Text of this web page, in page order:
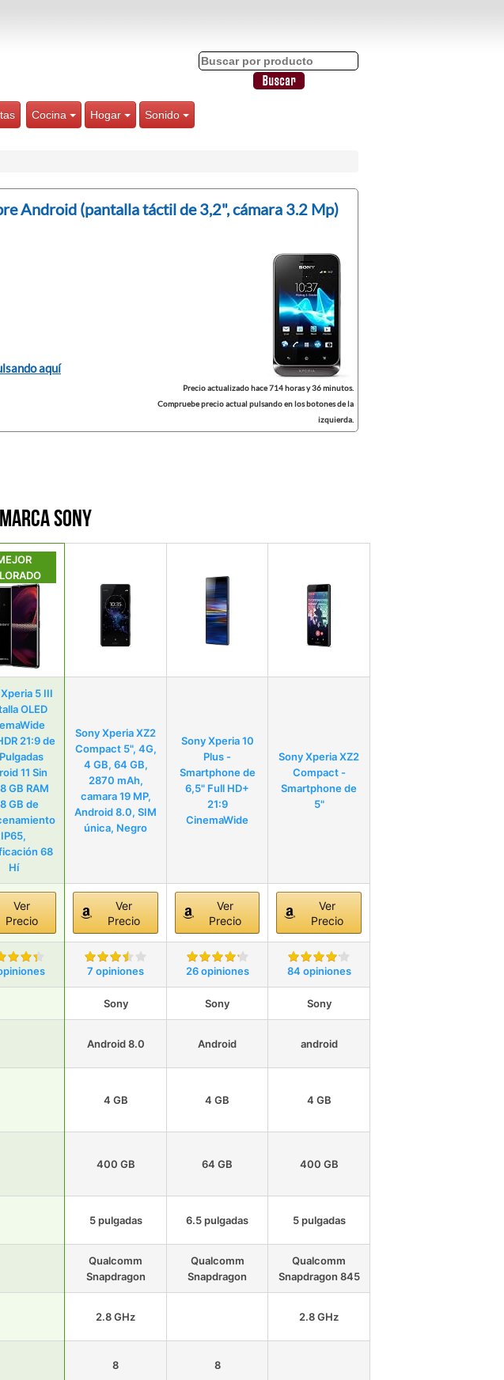
Cocina Hogar Sonido
Android (pantalla táctil de 3,2", cámara 3.2 Mp)
aquí
Precio actualizado hace 714 horas y 36 minutos.
Compruebe precio actual pulsando en los botones de la
izquierda.
Sony
5 III
OLED
21:9 de
11 Sin
GB RAM
GB de
IP65,
68
Hí
Sony Xperia XZ2
Compact 5", 4G,
4 GB, 64 GB,
2870 mAh,
camara 19 MP,
Android 8.0, SIM
única, Negro
Sony Xperia 10
Plus -
Smartphone de
6,5" Full HD+
21:9
CinemaWide
Sony Xperia XZ2
Compact -
Smartphone de
5"
Ver
Precio
Ver
Precio
Ver
Precio
Ver
Precio
7 opiniones 26 opiniones 84 opiniones
Sony Sony Sony
Android 8.0 Android android
4 GB 4 GB 4 GB
400 GB 64 GB 400 GB
5 pulgadas 6.5 pulgadas 5 pulgadas
Qualcomm
Snapdragon
Qualcomm
Snapdragon
Qualcomm
Snapdragon 845
2.8 GHz 2.8 GHz
8 8